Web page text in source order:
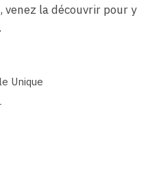
, venez la découvrir pour y
Unique